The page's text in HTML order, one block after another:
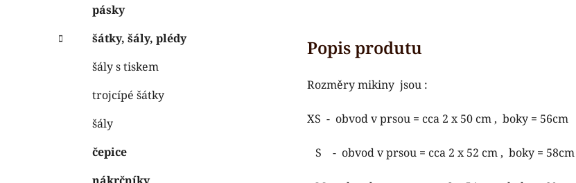
pásky
šátky, šály, plédy
šály s tiskem
trojcípé šátky
šály
čepice
Rozměry mikiny jsou :
XS - obvod v prsou = cca 2 x 50 cm , boky = 56cm
S - obvod v prsou = cca 2 x 52 cm , boky = 58cm